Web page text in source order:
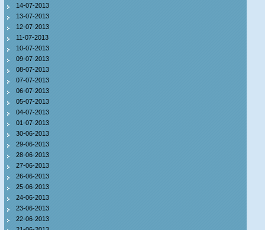
14-07-2013
13-07-2013
12-07-2013
11-07-2013
10-07-2013
09-07-2013
08-07-2013
07-07-2013
06-07-2013
05-07-2013
04-07-2013
01-07-2013
30-06-2013
29-06-2013
28-06-2013
27-06-2013
26-06-2013
25-06-2013
24-06-2013
23-06-2013
22-06-2013